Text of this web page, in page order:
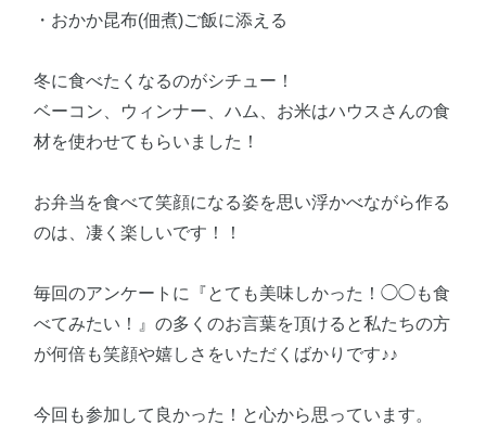
・おかか昆布(佃煮)ご飯に添える
冬に食べたくなるのがシチュー！
ベーコン、ウィンナー、ハム、お米はハウスさんの食
材を使わせてもらいました！
お弁当を食べて笑顔になる姿を思い浮かべながら作る
のは、凄く楽しいです！！
毎回のアンケートに『とても美味しかった！◯◯も食
べてみたい！』の多くのお言葉を頂けると私たちの方
が何倍も笑顔や嬉しさをいただくばかりです♪♪
今回も参加して良かった！と心から思っています。